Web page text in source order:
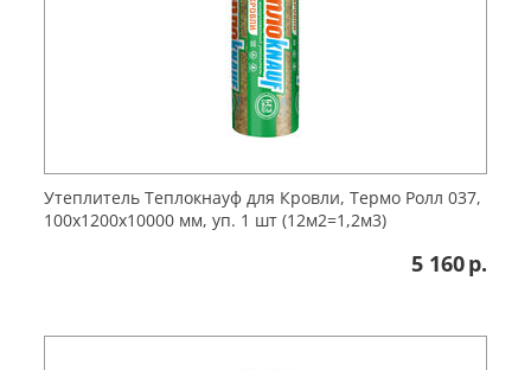
Утеплитель Теплокнауф для Кровли, Термо Ролл 037,
100х1200х10000 мм, уп. 1 шт (12м2=1,2м3)
5 160р.